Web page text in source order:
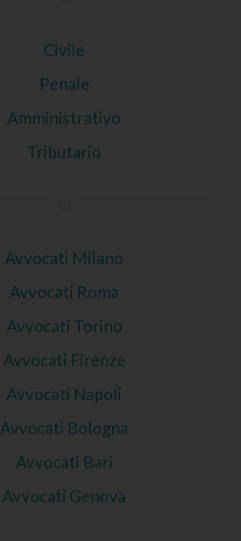
Civile
Penale
Amministrativo
Tributario
Avvocati Milano
Avvocati Roma
Avvocati Torino
Avvocati Firenze
Avvocati Napoli
Avvocati Bologna
Avvocati Bari
Avvocati Genova